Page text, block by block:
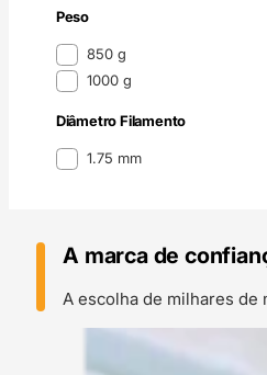
Peso
Peso850 g
1000 g
Diâmetro Filamento
Diâmetro Filamento
1.75 mm
A marca de
A escolha de milhares de